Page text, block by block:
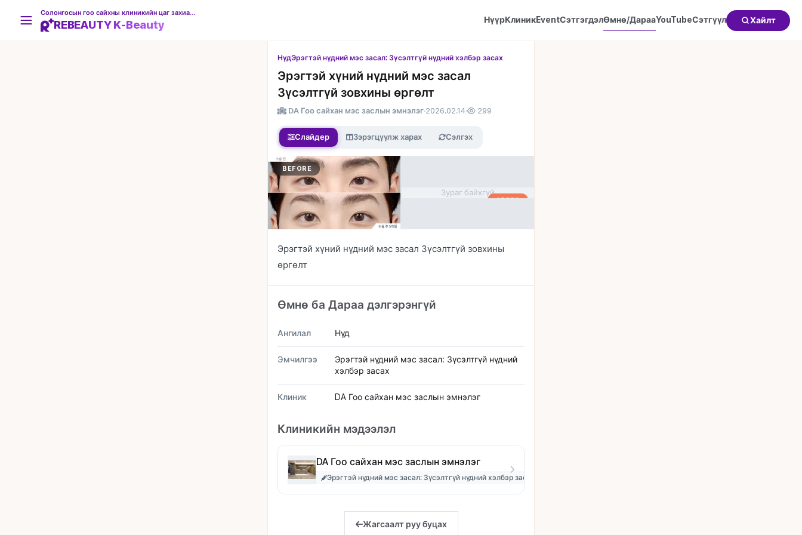
REBEAUTY K-Beauty НүүрКлиникEventСэтгэгдэлӨмнө/ДарааYouTubeСэтгүүл Хайлт
НүдЭрэгтэй нүдний мэс засал: Зүсэлтгүй нүдний хэлбэр засах
Эрэгтэй хүний нүдний мэс засал
Зүсэлтгүй зовхины өргөлт
DA Гоо сайхан мэс заслын эмнэлэг·2026.02.14· 299
Слайдер Зэрэгцүүлж харах Сэлгэх
BEFORE
AFTER
Зураг байхгүй
Эрэгтэй хүний нүдний мэс засал Зүсэлтгүй зовхины
өргөлт
Өмнө ба Дараа дэлгэрэнгүй
Ангилал Нүд
Эмчилгээ
Эрэгтэй нүдний мэс засал: Зүсэлтгүй нүдний
хэлбэр засах
Клиник DA Гоо сайхан мэс заслын эмнэлэг
Клиникийн мэдээлэл
DA Гоо сайхан мэс заслын эмнэлэг
Эрэгтэй нүдний мэс засал: Зүсэлтгүй нүдний хэлбэр засах
Жагсаалт руу буцах